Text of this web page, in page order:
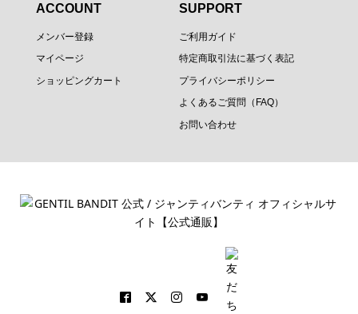
ACCOUNT
メンバー登録
マイページ
ショッピングカート
SUPPORT
ご利用ガイド
特定商取引法に基づく表記
プライバシーポリシー
よくあるご質問（FAQ）
お問い合わせ